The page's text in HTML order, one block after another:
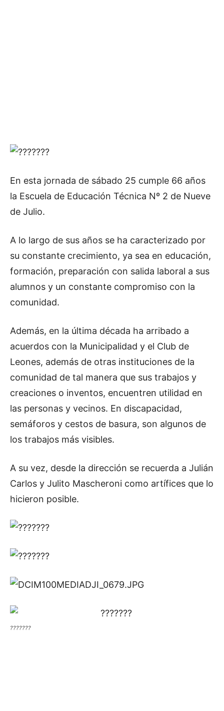
En esta jornada de sábado 25 cumple 66 años
la Escuela de Educación Técnica Nº 2 de Nueve
de Julio.
A lo largo de sus años se ha caracterizado por
su constante crecimiento, ya sea en educación,
formación, preparación con salida laboral a sus
alumnos y un constante compromiso con la
comunidad.
Además, en la última década ha arribado a
acuerdos con la Municipalidad y el Club de
Leones, además de otras instituciones de la
comunidad de tal manera que sus trabajos y
creaciones o inventos, encuentren utilidad en
las personas y vecinos. En discapacidad,
semáforos y cestos de basura, son algunos de
los trabajos más visibles.
A su vez, desde la dirección se recuerda a Julián
Carlos y Julito Mascheroni como artífices que lo
hicieron posible.
???????